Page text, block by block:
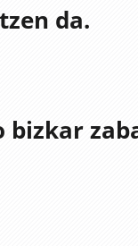
da.
bizkar